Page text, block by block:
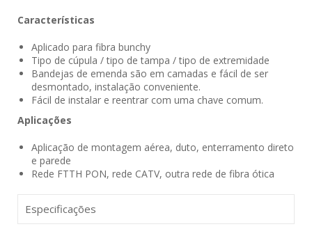
Características
Aplicado para fibra bunchy
Tipo de cúpula / tipo de tampa / tipo de extremidade
Bandejas de emenda são em camadas e fácil de ser
desmontado, instalação conveniente.
Fácil de instalar e reentrar com uma chave comum.
Aplicações
Aplicação de montagem aérea, duto, enterramento direto
e parede
Rede FTTH PON, rede CATV, outra rede de fibra ótica
Especificações